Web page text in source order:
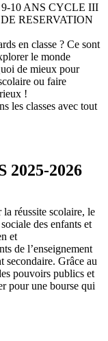
10 ANS CYCLE III
RESERVATION
en classe ? Ce sont
le monde
de mieux pour
ou faire
!
les classes avec tout
2025-2026
la réussite scolaire, le
des enfants et
et
de l’enseignement
secondaire. Grâce au
pouvoirs publics et
pour une bourse qui